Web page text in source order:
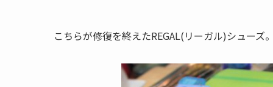
こちらが修復を終えたREGAL(リーガル)シューズ